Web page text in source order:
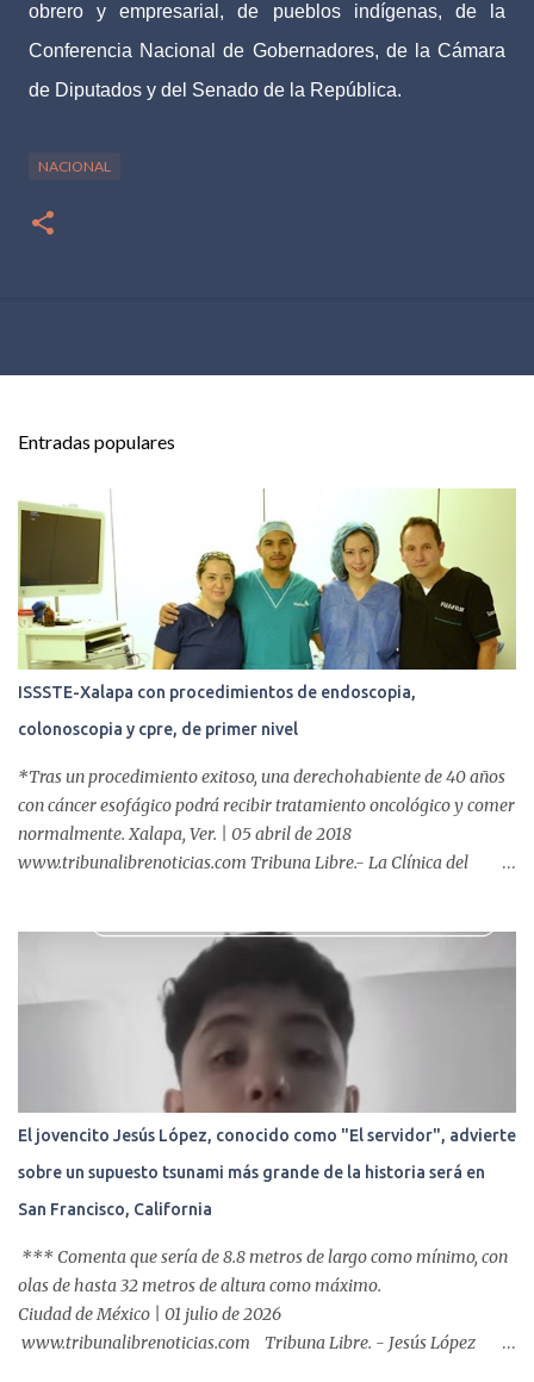
obrero y empresarial, de pueblos indígenas, de la
Conferencia Nacional de Gobernadores, de la Cámara
de Diputados y del Senado de la República.
NACIONAL
Entradas populares
ISSSTE-Xalapa con procedimientos de endoscopia,
colonoscopia y cpre, de primer nivel
*Tras un procedimiento exitoso, una derechohabiente de 40 años
con cáncer esofágico podrá recibir tratamiento oncológico y comer
normalmente. Xalapa, Ver. | 05 abril de 2018
www.tribunalibrenoticias.com Tribuna Libre.- La Clínica del
incluyen endoscopia, colonoscopia y colangiopancreatografía
retrógrada endoscópica (CPRE), con equipo de alta tecnología de
videoendoscopia gástrica y con especialistas certificados. Además
se cuenta con endoscopios de última tecnología que permiten
diagnósticos con mayor certeza y sin dolor para el paciente, a
través de la atención de un equipo de profesionales
multidisciplinario: tres endoscopistas, anestesiólogo y personal
auxiliar y de enfermería. En esta semana, se realizó un nuevo caso
de éxito, pues a través de la colocación de un stent metálico
esofágico, una derechohabiente con un tumor en el ...
El jovencito Jesús López, conocido como "El servidor", advierte
sobre un supuesto tsunami más grande de la historia será en
San Francisco, California
*** Comenta que sería de 8.8 metros de largo como mínimo, con
olas de hasta 32 metros de altura como máximo.
Ciudad de México | 01 julio de 2026
www.tribunalibrenoticias.com Tribuna Libre. - Jesús López